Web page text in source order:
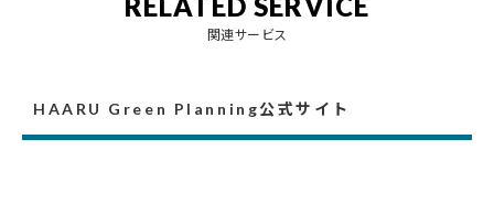
RELATED SERVICE
関連サービス
HAARU Green Planning公式サイト